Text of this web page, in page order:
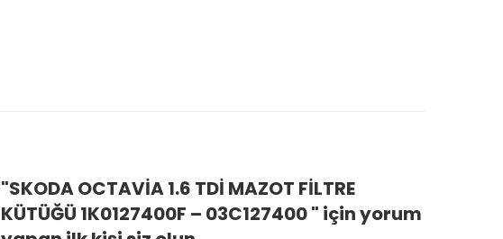
"SKODA OCTAVİA 1.6 TDİ MAZOT FİLTRE
KÜTÜĞÜ 1K0127400F – 03C127400 " için yorum